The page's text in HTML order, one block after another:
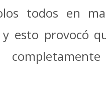
todos en
y esto provocó